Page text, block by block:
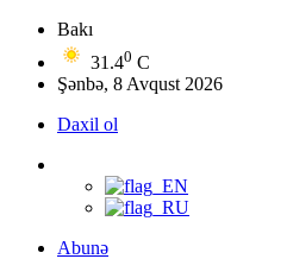
Bakı
31.40 C
Şənbə, 8 Avqust 2026
Daxil ol
Abunə